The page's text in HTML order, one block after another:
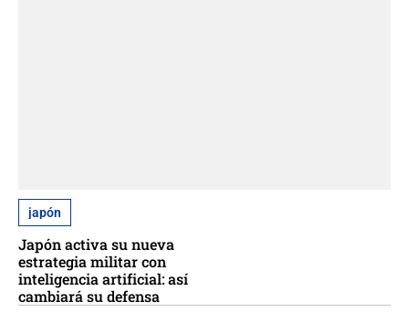
japón
Japón activa su nueva
estrategia militar con
inteligencia artificial: así
cambiará su defensa